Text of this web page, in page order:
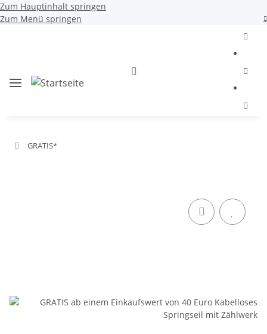
Zum Hauptinhalt springen
Zum Menü springen
GRATIS*